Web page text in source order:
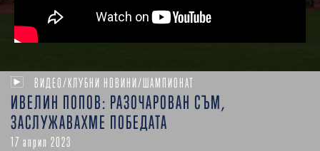
ВИДЕО/КЛУБНИ НОВИНИ/ШАМПИОНАТ
ИВЕЛИН ПОПОВ: РАЗОЧАРОВАН СЪМ,
ЗАСЛУЖАВАХМЕ ПОБЕДАТА
17 април 2023